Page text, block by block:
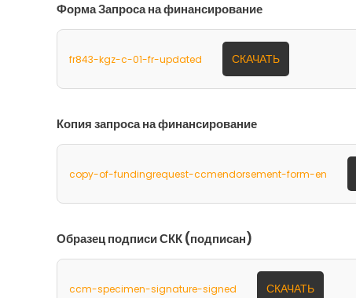
Форма Запроса на финансирование
fr843-kgz-c-01-fr-updated СКАЧАТЬ
Копия запроса на финансирование
copy-of-fundingrequest-ccmendorsement-form-en
Образец подписи СКК (подписан)
ccm-specimen-signature-signed СКАЧАТЬ